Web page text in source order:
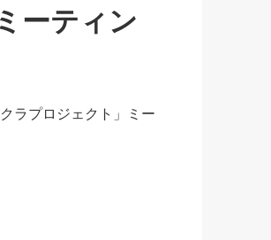
ーティン
ラプロジェクト」ミー